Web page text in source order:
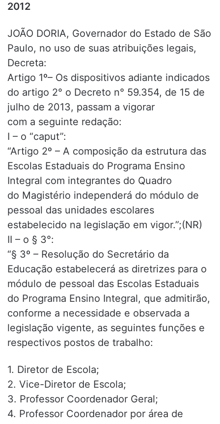
2012
JOÃO DORIA, Governador do Estado de São
Paulo, no uso de suas atribuições legais,
Decreta:
Artigo 1º– Os dispositivos adiante indicados
do artigo 2° o Decreto n° 59.354, de 15 de
julho de 2013, passam a vigorar
com a seguinte redação:
I – o “caput”:
“Artigo 2º – A composição da estrutura das
Escolas Estaduais do Programa Ensino
Integral com integrantes do Quadro
do Magistério independerá do módulo de
pessoal das unidades escolares
estabelecido na legislação em vigor.”;(NR)
II – o § 3°:
“§ 3º – Resolução do Secretário da
Educação estabelecerá as diretrizes para o
módulo de pessoal das Escolas Estaduais
do Programa Ensino Integral, que admitirão,
conforme a necessidade e observada a
legislação vigente, as seguintes funções e
respectivos postos de trabalho:
1. Diretor de Escola;
2. Vice-Diretor de Escola;
3. Professor Coordenador Geral;
4. Professor Coordenador por área de